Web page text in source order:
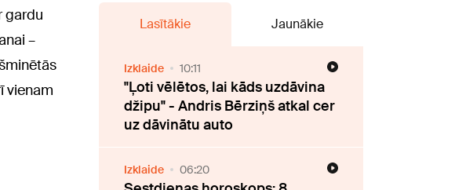
gardu
–
vienam
Lasītākie Jaunākie
Izklaide 10:11
"Ļoti vēlētos, lai kāds uzdāvina
džipu" - Andris Bērziņš atkal cer
uz dāvinātu auto
Izklaide 06:20